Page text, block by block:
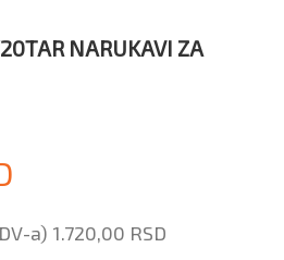
NARUKAVI ZA
a) 1.720,00 RSD